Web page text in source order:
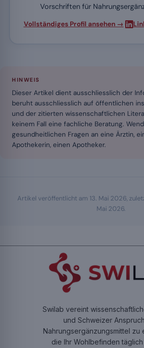
Vorschriften für
Vollständiges Profil ansehen →
HINWEIS
Dieser Artikel dient ausschliesslich der
beruht ausschliesslich auf öffentlichen
und der zitierten wissenschaftlichen
keinem Fall eine fachliche Beratung.
gesundheitlichen Fragen an eine Ärztin,
Apothekerin, einen Apotheker.
Artikel veröffentlicht am 13. Mai 2026,
Mai 2026.
Swilab vereint
und Schweizer
Nahrungsergänzungsmittel zu
die Ihr Wohlbefinden